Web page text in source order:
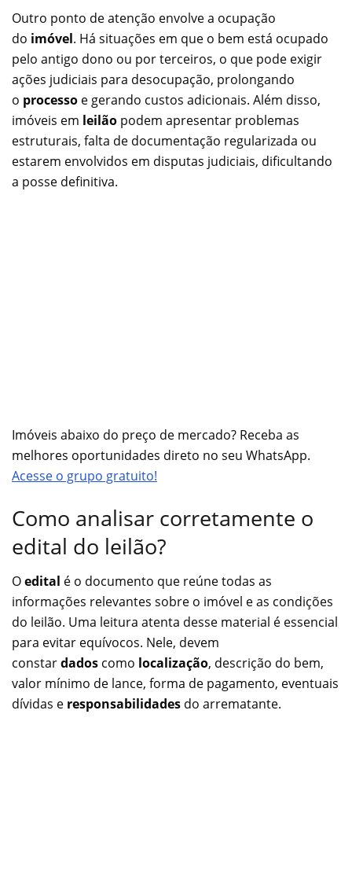
Outro ponto de atenção envolve a ocupação
do imóvel. Há situações em que o bem está ocupado
pelo antigo dono ou por terceiros, o que pode exigir
ações judiciais para desocupação, prolongando
o processo e gerando custos adicionais. Além disso,
imóveis em leilão podem apresentar problemas
estruturais, falta de documentação regularizada ou
estarem envolvidos em disputas judiciais, dificultando
a posse definitiva.
Imóveis abaixo do preço de mercado? Receba as
melhores oportunidades direto no seu WhatsApp.
Acesse o grupo gratuito!
Como analisar corretamente o
edital do leilão?
Oedital é o documento que reúne todas as
informações relevantes sobre o imóvel e as condições
do leilão. Uma leitura atenta desse material é essencial
para evitar equívocos. Nele, devem
constardados como localização, descrição do bem,
valor mínimo de lance, forma de pagamento, eventuais
dívidas e responsabilidades do arrematante.